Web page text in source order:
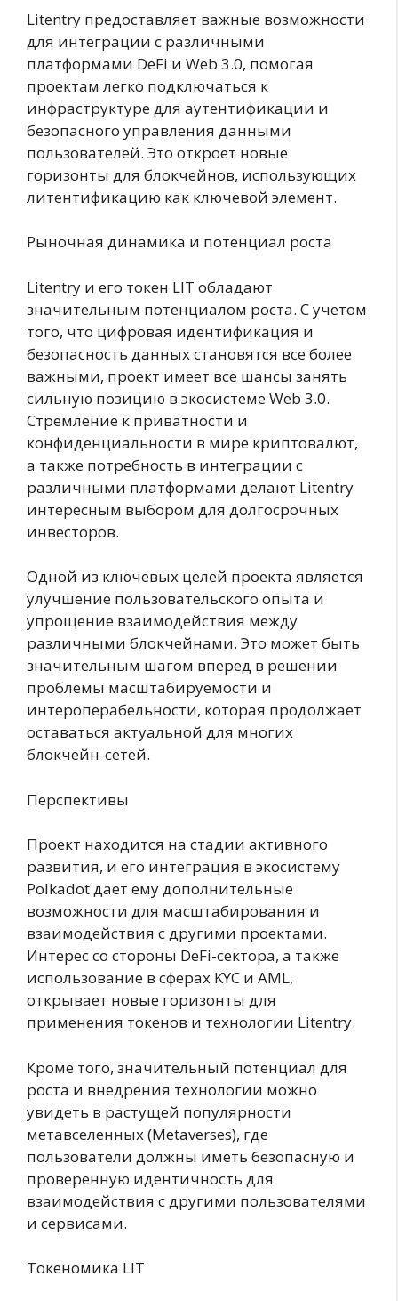
Litentry предоставляет важные возможности
для интеграции с различными
платформами DeFi и Web 3.0, помогая
проектам легко подключаться к
инфраструктуре для аутентификации и
безопасного управления данными
пользователей. Это откроет новые
горизонты для блокчейнов, использующих
литентификацию как ключевой элемент.
Рыночная динамика и потенциал роста
Litentry и его токен LIT обладают
значительным потенциалом роста. С учетом
того, что цифровая идентификация и
безопасность данных становятся все более
важными, проект имеет все шансы занять
сильную позицию в экосистеме Web 3.0.
Стремление к приватности и
конфиденциальности в мире криптовалют,
а также потребность в интеграции с
различными платформами делают Litentry
интересным выбором для долгосрочных
инвесторов.
Одной из ключевых целей проекта является
улучшение пользовательского опыта и
упрощение взаимодействия между
различными блокчейнами. Это может быть
значительным шагом вперед в решении
проблемы масштабируемости и
интероперабельности, которая продолжает
оставаться актуальной для многих
блокчейн-сетей.
Перспективы
Проект находится на стадии активного
развития, и его интеграция в экосистему
Polkadot дает ему дополнительные
возможности для масштабирования и
взаимодействия с другими проектами.
Интерес со стороны DeFi-сектора, а также
использование в сферах KYC и AML,
открывает новые горизонты для
применения токенов и технологии Litentry.
Кроме того, значительный потенциал для
роста и внедрения технологии можно
увидеть в растущей популярности
метавселенных (Metaverses), где
пользователи должны иметь безопасную и
проверенную идентичность для
взаимодействия с другими пользователями
и сервисами.
Токеномика LIT